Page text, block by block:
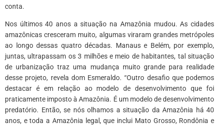
conta.
Nos últimos 40 anos a situação na Amazônia mudou. As cidades
amazônicas cresceram muito, algumas viraram grandes metrópoles
ao longo dessas quatro décadas. Manaus e Belém, por exemplo,
juntas, ultrapassam os 3 milhões e meio de habitantes, tal situação
de urbanização traz uma mudança muito grande para realidade
desse projeto, revela dom Esmeraldo. “Outro desafio que podemos
destacar é em relação ao modelo de desenvolvimento que foi
praticamente imposto à Amazônia. É um modelo de desenvolvimento
predatório. Então, se nós olhamos a situação da Amazônia há 40
anos, e toda a Amazônia legal, que inclui Mato Grosso, Rondônia e